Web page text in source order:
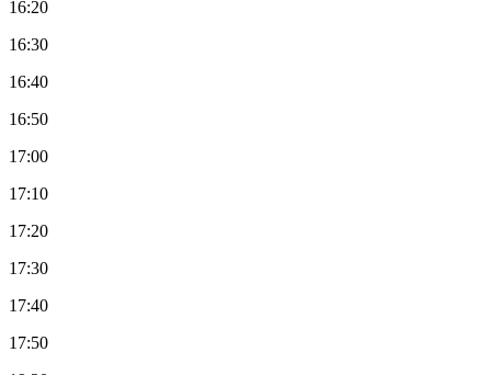
16:20
16:30
16:40
16:50
17:00
17:10
17:20
17:30
17:40
17:50